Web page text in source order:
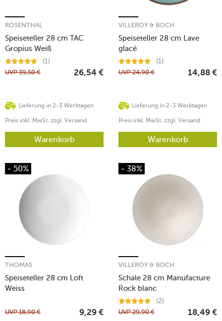
Speiseteller 28 cm TAC
Gropius Weiß
ROSENTHAL
(1)
Lieferung in 2-3 Werktagen
UVP39,50 € 26,54 €
Preis inkl. MwSt. zzgl. Versand
Warenkorb
Speiseteller 28 cm Lave
glacé
VILLEROY & BOCH
(1)
Lieferung in 2-3 Werktagen
UVP24,90 € 14,88 €
Preis inkl. MwSt. zzgl. Versand
Warenkorb
- 50%
Speiseteller 28 cm Loft
Weiss
THOMAS
UVP18,90 € 9,29 €
- 38%
Schale 28 cm Manufacture
Rock blanc
VILLEROY & BOCH
(2)
UVP29,90 € 18,49 €